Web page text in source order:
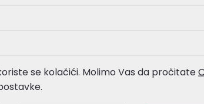
Epson tinta T66424 CISS-
cyan (C13T66424A) 70ml
se kolačići. Molimo Vas da pročitate